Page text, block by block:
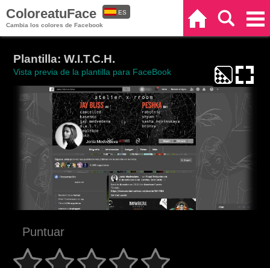
ColoreatuFace
Cambia los colores de Facebook
ES
Plantilla: W.I.T.C.H.
Vista previa de la plantilla para FaceBook
Puntuar